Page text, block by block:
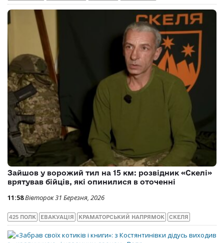
Зайшов у ворожий тил на 15 км: розвідник «Скелі»
врятував бійців, які опинилися в оточенні
11:58Вівторок 31 Березня, 2026
425 ПОЛК ЕВАКУАЦІЯ КРАМАТОРСЬКИЙ НАПРЯМОК СКЕЛЯ